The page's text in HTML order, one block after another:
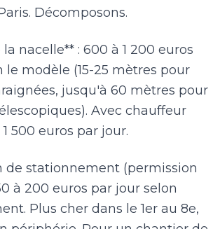
Décomposons.
nacelle** : 600 à 1 200 euros
le modèle (15-25 mètres pour
jusqu'à 60 mètres pour
Avec chauffeur
500 euros par jour.
de stationnement (permission
à 200 euros par jour selon
Plus cher dans le 1er au 8e,